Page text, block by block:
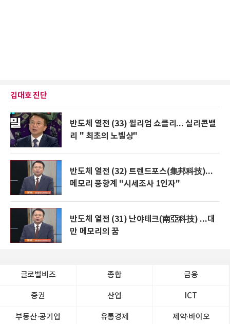
김대호 진단
반도체 열전 (33) 윌리엄 쇼클리... 실리콘밸
리 " 최초의 노벨상"
반도체 열전 (32) 트렌드포스(集邦科技)...
메모리 풍향계 "시세조사 1인자"
반도체 열전 (31) 난야테크(南亞科技) ...대
만 메모리의 꿈
글로벌비즈 종합 금융
증권 산업 ICT
부동산·공기업 유통경제 제약∙바이오